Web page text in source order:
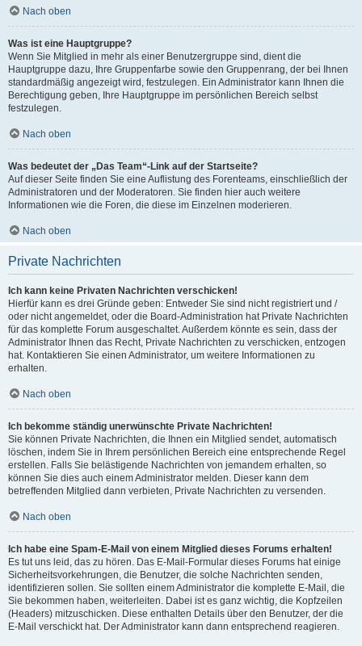
Nach oben
Was ist eine Hauptgruppe?
Wenn Sie Mitglied in mehr als einer Benutzergruppe sind, dient die
Hauptgruppe dazu, Ihre Gruppenfarbe sowie den Gruppenrang, der bei Ihnen
standardmäßig angezeigt wird, festzulegen. Ein Administrator kann Ihnen die
Berechtigung geben, Ihre Hauptgruppe im persönlichen Bereich selbst
festzulegen.
Nach oben
Was bedeutet der „Das Team“-Link auf der Startseite?
Auf dieser Seite finden Sie eine Auflistung des Forenteams, einschließlich der
Administratoren und der Moderatoren. Sie finden hier auch weitere
Informationen wie die Foren, die diese im Einzelnen moderieren.
Nach oben
Private Nachrichten
Ich kann keine Privaten Nachrichten verschicken!
Hierfür kann es drei Gründe geben: Entweder Sie sind nicht registriert und /
oder nicht angemeldet, oder die Board-Administration hat Private Nachrichten
für das komplette Forum ausgeschaltet. Außerdem könnte es sein, dass der
Administrator Ihnen das Recht, Private Nachrichten zu verschicken, entzogen
hat. Kontaktieren Sie einen Administrator, um weitere Informationen zu
erhalten.
Nach oben
Ich bekomme ständig unerwünschte Private Nachrichten!
Sie können Private Nachrichten, die Ihnen ein Mitglied sendet, automatisch
löschen, indem Sie in Ihrem persönlichen Bereich eine entsprechende Regel
erstellen. Falls Sie belästigende Nachrichten von jemandem erhalten, so
können Sie dies auch einem Administrator melden. Dieser kann dem
betreffenden Mitglied dann verbieten, Private Nachrichten zu versenden.
Nach oben
Ich habe eine Spam-E-Mail von einem Mitglied dieses Forums erhalten!
Es tut uns leid, das zu hören. Das E-Mail-Formular dieses Forums hat einige
Sicherheitsvorkehrungen, die Benutzer, die solche Nachrichten senden,
identifizieren sollen. Sie sollten einem Administrator die komplette E-Mail, die
Sie bekommen haben, weiterleiten. Dabei ist es ganz wichtig, die Kopfzeilen
(Headers) mitzuschicken. Diese enthalten Details über den Benutzer, der die
E-Mail verschickt hat. Der Administrator kann dann entsprechend reagieren.